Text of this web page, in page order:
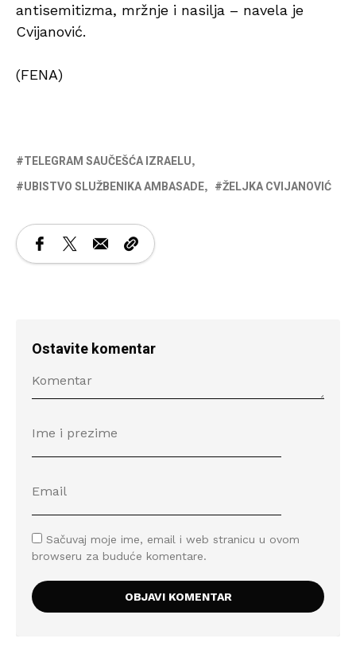
antisemitizma, mržnje i nasilja – navela je
Cvijanović.
(FENA)
TELEGRAM SAUČEŠĆA IZRAELU
UBISTVO SLUŽBENIKA AMBASADE
ŽELJKA CVIJANOVIĆ
Ostavite komentar
Sačuvaj moje ime, email i web stranicu u ovom
browseru za buduće komentare.